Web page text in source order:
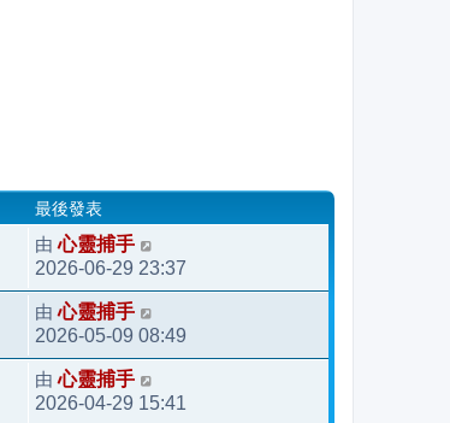
最後發表
由心靈捕手
2026-06-29 23:37
由心靈捕手
2026-05-09 08:49
由心靈捕手
2026-04-29 15:41